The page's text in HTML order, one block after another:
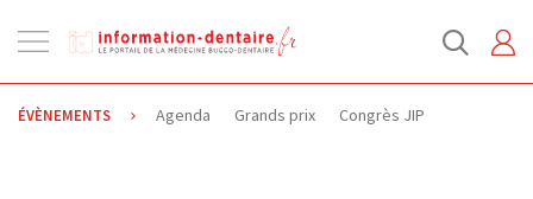
la
navigation
ÉVÈNEMENTS Agenda Grands prix Congrès JIP